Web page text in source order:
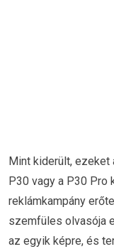
Mint kiderült, ezeket
P30 vagy a P30 Pro
reklámkampány
szemfüles olvasója
az egyik képre, és